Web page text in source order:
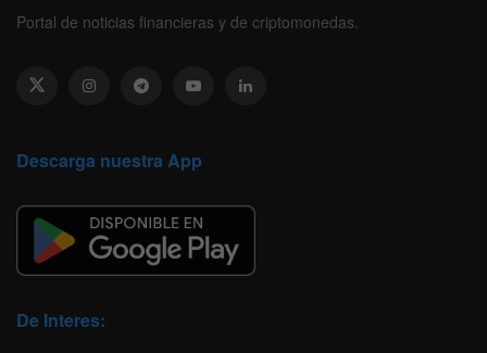
Portal de noticias financieras y de criptomonedas.
Descarga nuestra App
De Interes: